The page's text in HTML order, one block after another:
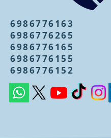
6986776163
6986776265
6986776165
6986776155
6986776152